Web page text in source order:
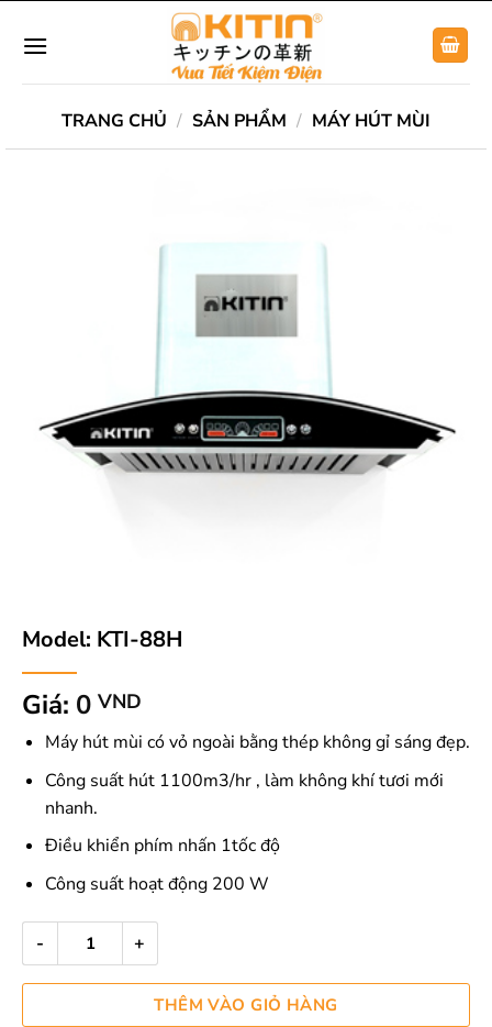
đến
TRANG CHỦ / SẢN PHẨM / MÁY HÚT MÙI
Model: KTI-88H
Giá: 0 VND
Máy hút mùi có vỏ ngoài bằng thép không gỉ sáng đẹp.
Công suất hút 1100m3/hr , làm không khí tươi mới
nhanh.
Điều khiển phím nhấn 1tốc độ
Công suất hoạt động 200 W
Model: KTI-88H số lượng
THÊM VÀO GIỎ HÀNG